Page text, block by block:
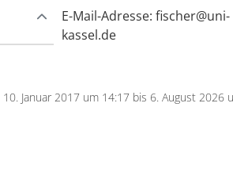
E-Mail-Adresse:fischer@uni-
kassel.de
Januar 2017 um 14:17 bis 6. August 2026